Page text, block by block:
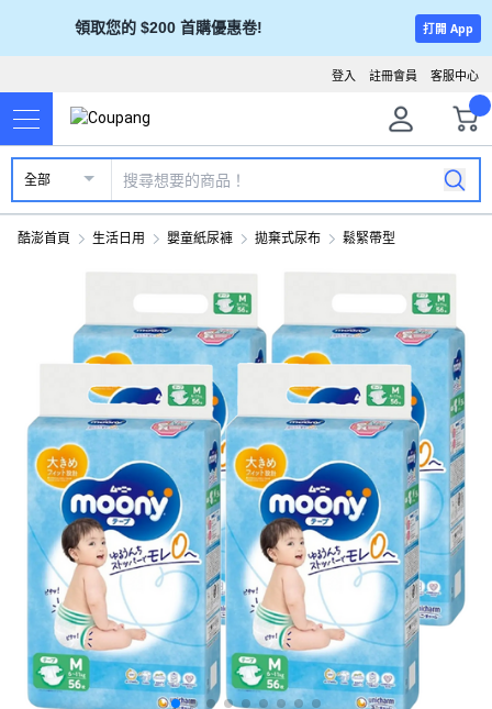
領取您的 $200 首購優惠卷! 打開 App
客服中心
註冊會員
登入
全部
酷澎首頁 生活日用 嬰童紙尿褲 拋棄式尿布 鬆緊帶型